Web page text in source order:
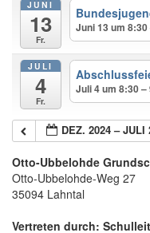
JUNI
13
Fr.
Juni 13 um
JULI
4
Fr.
Juli 4 um 8:30 –
DEZ. 2024 – JULI
Otto-Ubbelohde
Otto-Ubbelohde-Weg 27
35094 Lahntal
Vertreten durch: